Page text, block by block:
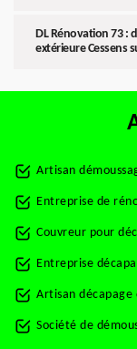
DL Rénovation 73 :
extérieure Cessens
Artisan
Entreprise de
Couvreur pour
Entreprise
Artisan décapage
Société de